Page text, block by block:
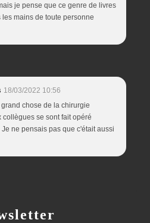
je pense que ce genre de livres
les mains de toute personne
18/03/2022 10:56
chose de la chirurgie
collègues se sont fait opéré
ne pensais pas que c'était aussi